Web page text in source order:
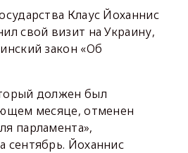
Клаус Йоханнис
свой визит на Украину,
закон «Об
должен был
месяце, отменен
парламента»,
сентябрь. Йоханнис